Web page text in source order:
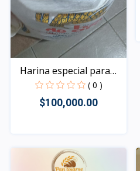
Harina especial para
( 0 )
$100,000.00